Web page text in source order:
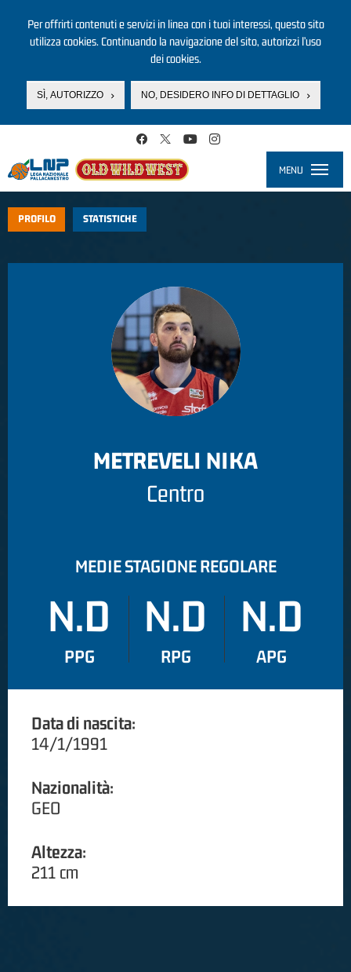
Per offrirti contenuti e servizi in linea con i tuoi interessi, questo sito
utilizza cookies. Continuando la navigazione del sito, autorizzi l’uso
dei cookies.
SÌ, AUTORIZZO NO, DESIDERO INFO DI DETTAGLIO
MENU
PROFILO STATISTICHE
METREVELI NIKA
Centro
MEDIE STAGIONE REGOLARE
N.D
PPG
N.D
RPG
N.D
APG
Data di nascita:
14/1/1991
Nazionalità:
GEO
Altezza:
211 cm